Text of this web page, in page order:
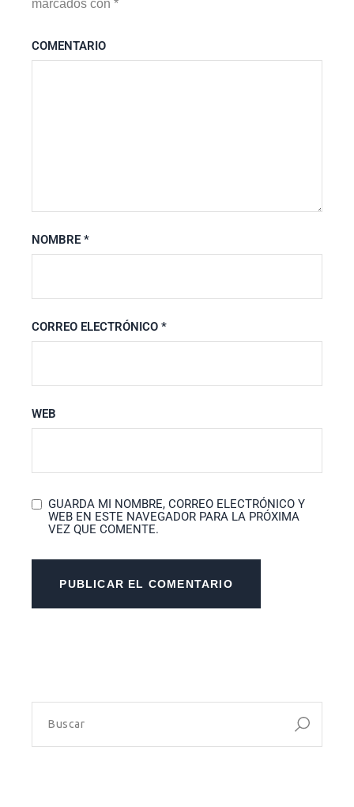
marcados con*
COMENTARIO
NOMBRE*
CORREO ELECTRÓNICO*
WEB
GUARDA MI NOMBRE, CORREO ELECTRÓNICO Y
WEB EN ESTE NAVEGADOR PARA LA PRÓXIMA
VEZ QUE COMENTE.
PUBLICAR EL COMENTARIO